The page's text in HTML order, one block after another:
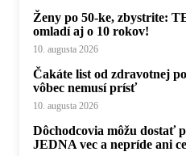
Ženy po 50-ke, zbystrite:
omladí aj o 10 rokov!
10. augusta 2026
Čakáte list od zdravotnej
vôbec nemusí prísť
10. augusta 2026
Dôchodcovia môžu dostať
JEDNA vec a nepríde ani